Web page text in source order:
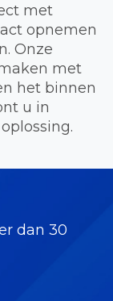
met
opnemen
Onze
met
het binnen
u in
dan 30